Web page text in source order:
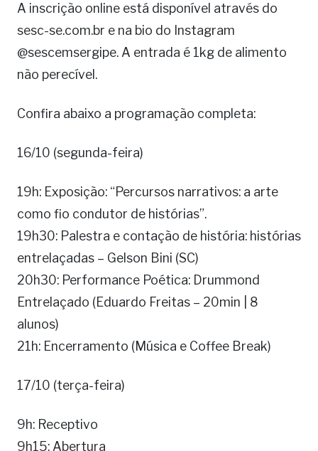
A inscrição online está disponível através do
sesc-se.com.br e na bio do Instagram
@sescemsergipe. A entrada é 1kg de alimento
não perecível.
Confira abaixo a programação completa:
16/10 (segunda-feira)
19h: Exposição: “Percursos narrativos: a arte
como fio condutor de histórias”.
19h30: Palestra e contação de história: histórias
entrelaçadas – Gelson Bini (SC)
20h30: Performance Poética: Drummond
Entrelaçado (Eduardo Freitas – 20min | 8
alunos)
21h: Encerramento (Música e Coffee Break)
17/10 (terça-feira)
9h: Receptivo
9h15: Abertura